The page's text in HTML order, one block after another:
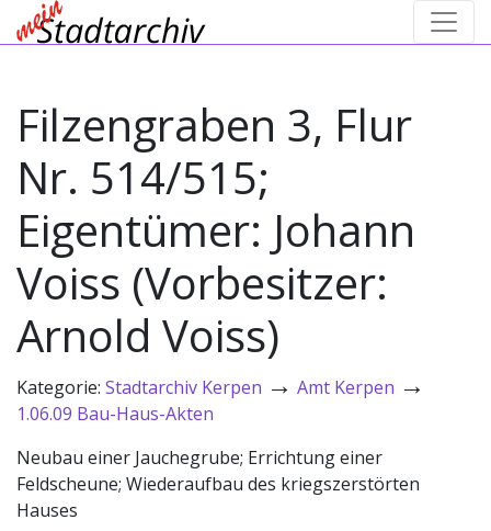
Filzengraben 3, Flur
Nr. 514/515;
Eigentümer: Johann
Voiss (Vorbesitzer:
Arnold Voiss)
Kategorie: Stadtarchiv Kerpen → Amt Kerpen →
1.06.09 Bau-Haus-Akten
Neubau einer Jauchegrube; Errichtung einer
Feldscheune; Wiederaufbau des kriegszerstörten
Hauses